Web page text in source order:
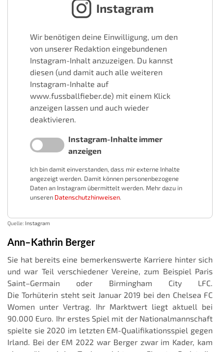
Instagram
Wir benötigen deine Einwilligung, um den
von unserer Redaktion eingebundenen
Instagram-Inhalt anzuzeigen. Du kannst
diesen (und damit auch alle weiteren
Instagram-Inhalte auf
www.fussballfieber.de) mit einem Klick
anzeigen lassen und auch wieder
deaktivieren.
Instagram-Inhalte immer
anzeigen
Ich bin damit einverstanden, dass mir externe Inhalte
angezeigt werden. Damit können personenbezogene
Daten an Instagram übermittelt werden. Mehr dazu in
unseren Datenschutzhinweisen.
Quelle: Instagram
Ann–Kathrin Berger
Sie hat bereits eine bemerkenswerte Karriere hinter sich
und war Teil verschiedener Vereine, zum Beispiel Paris
Saint–Germain oder Birmingham City LFC.
Die Torhüterin steht seit Januar 2019 bei den Chelsea FC
Women unter Vertrag. Ihr Marktwert liegt aktuell bei
90.000 Euro. Ihr erstes Spiel mit der Nationalmannschaft
spielte sie 2020 im letzten EM-Qualifikationsspiel gegen
Irland. Bei der EM 2022 war Berger zwar im Kader, kam